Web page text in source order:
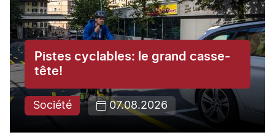
Pistes cyclables: le grand casse-
tête!
Société 07.08.2026